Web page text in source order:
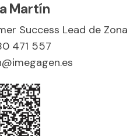
Martín
Success Lead de Zona
471 557